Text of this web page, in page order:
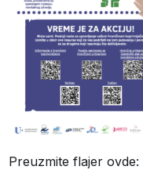
Preuzmite flajer ovde: